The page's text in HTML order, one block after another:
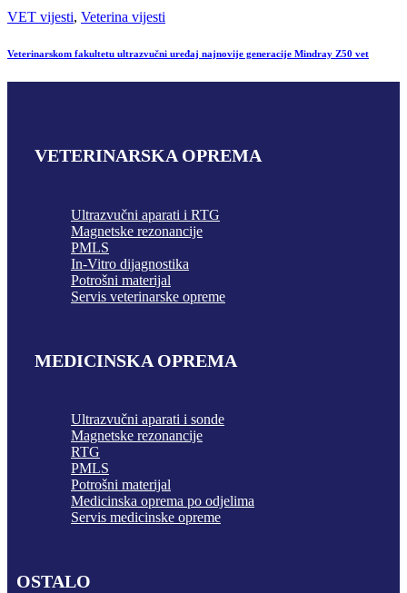
VET vijesti, Veterina vijesti
Veterinarskom fakultetu ultrazvučni uređaj najnovije generacije Mindray Z50 vet
VETERINARSKA OPREMA
Ultrazvučni aparati i RTG
Magnetske rezonancije
PMLS
In-Vitro dijagnostika
Potrošni materijal
Servis veterinarske opreme
MEDICINSKA OPREMA
Ultrazvučni aparati i sonde
Magnetske rezonancije
RTG
PMLS
Potrošni materijal
Medicinska oprema po odjelima
Servis medicinske opreme
OSTALO